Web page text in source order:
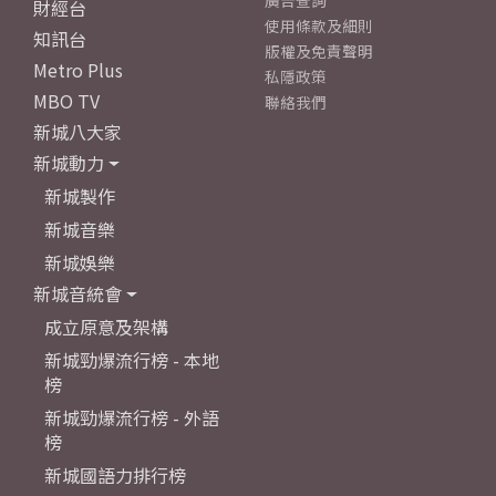
財經台
知訊台
Metro Plus
MBO TV
新城八大家
新城動力
新城製作
新城音樂
新城娛樂
新城音統會
成立原意及架構
新城勁爆流行榜 - 本地
榜
新城勁爆流行榜 - 外語
榜
新城國語力排行榜
使用條款及細則
版權及免責聲明
私隱政策
聯絡我們